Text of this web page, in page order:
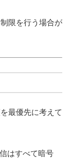
限を行う場合が
最優先に考えて
はすべて暗号